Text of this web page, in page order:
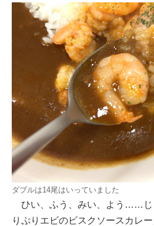
ダブルは14尾はいっていました
ひい、ふう、みい、よう……じ
りぷりエビのビスクソースカレ